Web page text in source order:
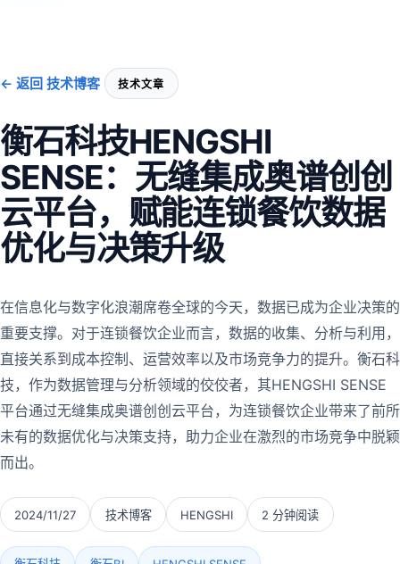
← 返回 技术博客 技术文章
衡石科技HENGSHI
SENSE：无缝集成奥谱创创
云平台，赋能连锁餐饮数据
优化与决策升级
在信息化与数字化浪潮席卷全球的今天，数据已成为企业决策的
重要支撑。对于连锁餐饮企业而言，数据的收集、分析与利用，
直接关系到成本控制、运营效率以及市场竞争力的提升。衡石科
技，作为数据管理与分析领域的佼佼者，其HENGSHI SENSE
平台通过无缝集成奥谱创创云平台，为连锁餐饮企业带来了前所
未有的数据优化与决策支持，助力企业在激烈的市场竞争中脱颖
而出。
2024/11/27 技术博客 HENGSHI 2 分钟阅读